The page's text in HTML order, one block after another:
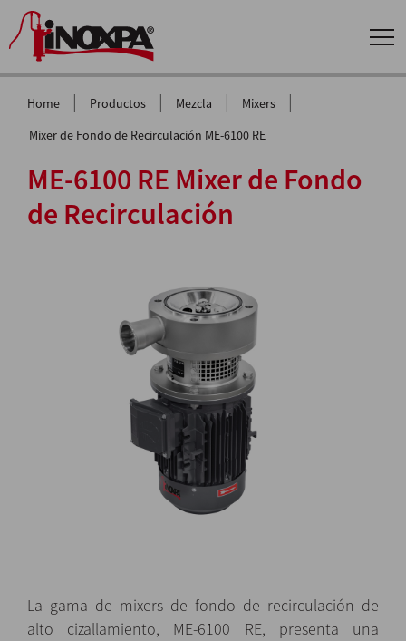
Home | Productos | Mezcla | Mixers |
Mixer de Fondo de Recirculación ME-6100 RE
ME-6100 RE Mixer de Fondo
de Recirculación
La gama de mixers de fondo de recirculación de
alto cizallamiento, ME-6100 RE, presenta una